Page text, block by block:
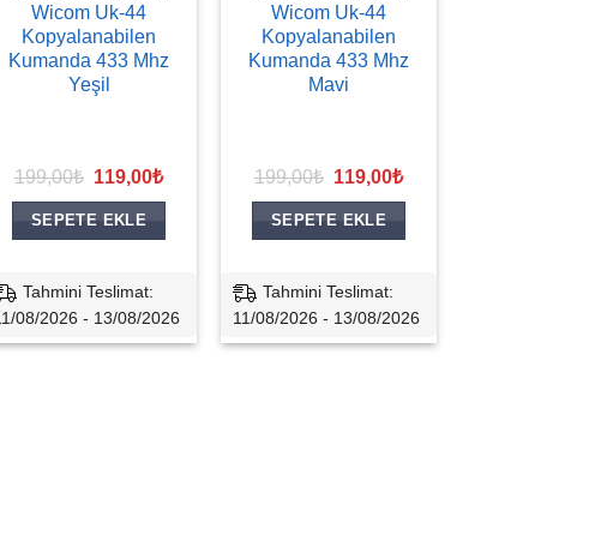
Wicom Uk-44
Kopyalanabilen
Kumanda 433 Mhz
Yeşil
199,00₺ Orijinal
199,00₺.
119,00₺Şu
SEPETE EKLE
Tahmini Teslimat:
08/2026 - 13/08/2026
Wicom Uk-44
Kopyalanabilen
Kumanda 433 Mhz
Mavi
199,00₺ Orijinal
199,00₺.
119,00₺Şu
SEPETE EKLE
Tahmini Teslimat:
11/08/2026 - 13/08/2026